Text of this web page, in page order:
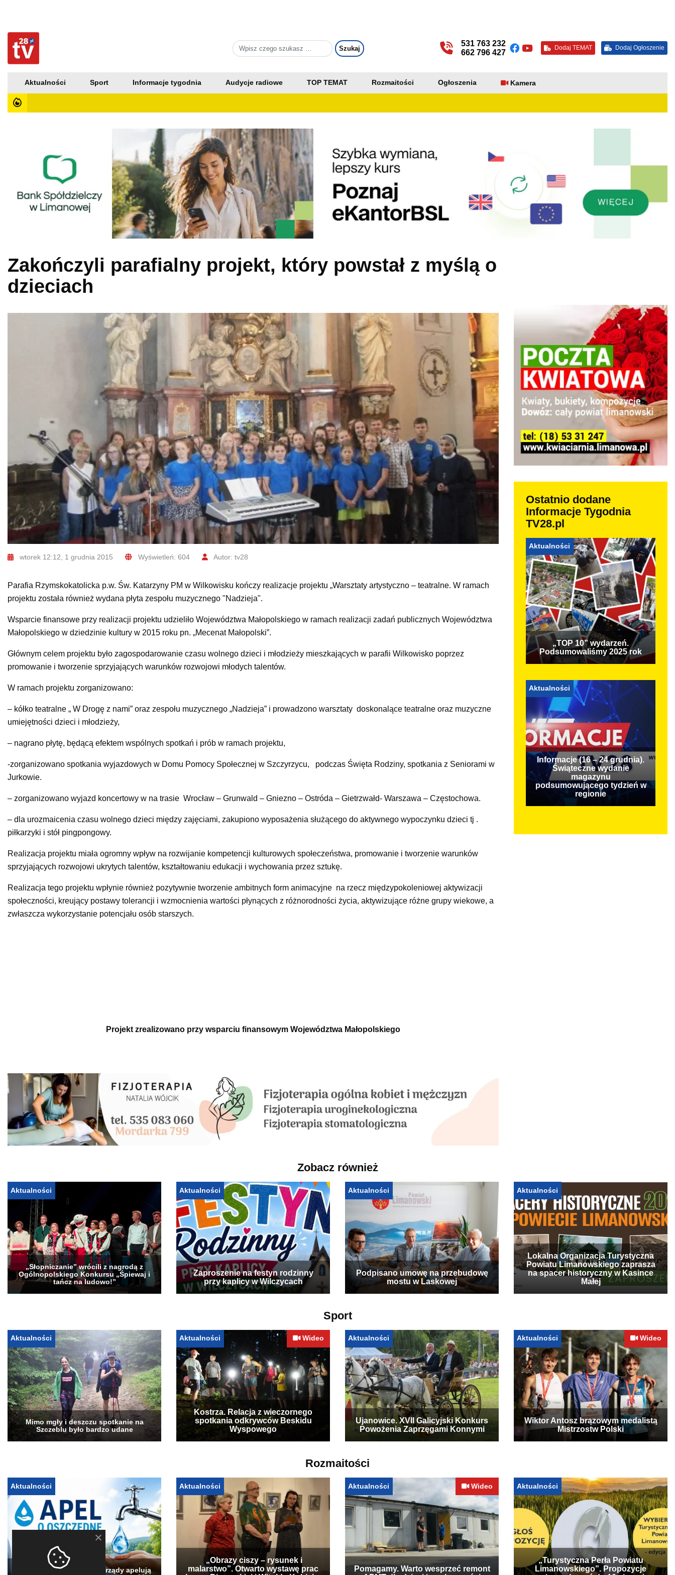
531 763 232
662 796 427
Dodaj TEMAT Dodaj Ogłoszenie
Aktualności Sport Informacje tygodnia Audycje radiowe TOP TEMAT Rozmaitości Ogłoszenia Kamera
Zakończyli parafialny projekt, który powstał z myślą o
dzieciach
wtorek 12:12, 1 grudnia 2015 Wyświetleń: 604 Autor: tv28
Parafia Rzymskokatolicka p.w. Św. Katarzyny PM w Wilkowisku kończy realizacje projektu „Warsztaty artystyczno – teatralne. W ramach
projektu została również wydana płyta zespołu muzycznego "Nadzieja".
Wsparcie finansowe przy realizacji projektu udzieliło Województwa Małopolskiego w ramach realizacji zadań publicznych Województwa
Małopolskiego w dziedzinie kultury w 2015 roku pn. „Mecenat Małopolski”.
Głównym celem projektu było zagospodarowanie czasu wolnego dzieci i młodzieży mieszkających w parafii Wilkowisko poprzez
promowanie i tworzenie sprzyjających warunków rozwojowi młodych talentów.
W ramach projektu zorganizowano:
– kółko teatralne „ W Drogę z nami” oraz zespołu muzycznego „Nadzieja” i prowadzono warsztaty doskonalące teatralne oraz muzyczne
umiejętności dzieci i młodzieży,
– nagrano płytę, będącą efektem wspólnych spotkań i prób w ramach projektu,
-zorganizowano spotkania wyjazdowych w Domu Pomocy Społecznej w Szczyrzycu, podczas Święta Rodziny, spotkania z Seniorami w
Jurkowie.
– zorganizowano wyjazd koncertowy w na trasie Wrocław – Grunwald – Gniezno – Ostróda – Gietrzwałd- Warszawa – Częstochowa.
– dla urozmaicenia czasu wolnego dzieci między zajęciami, zakupiono wyposażenia służącego do aktywnego wypoczynku dzieci tj .
piłkarzyki i stół pingpongowy.
Realizacja projektu miała ogromny wpływ na rozwijanie kompetencji kulturowych społeczeństwa, promowanie i tworzenie warunków
sprzyjających rozwojowi ukrytych talentów, kształtowaniu edukacji i wychowania przez sztukę.
Realizacja tego projektu wpłynie również pozytywnie tworzenie ambitnych form animacyjne na rzecz międzypokoleniowej aktywizacji
społeczności, kreujący postawy tolerancji i wzmocnienia wartości płynących z różnorodności życia, aktywizujące różne grupy wiekowe, a
zwłaszcza wykorzystanie potencjału osób starszych.
Projekt zrealizowano przy wsparciu finansowym Województwa Małopolskiego
Ostatnio dodane
Informacje Tygodnia
TV28.pl
Aktualności
„TOP 10” wydarzeń.
Podsumowaliśmy 2025 rok
Aktualności
Informacje (16 – 24 grudnia).
Świąteczne wydanie
magazynu
podsumowującego tydzień w
regionie
Zobacz również
Aktualności
„Słopniczanie” wrócili z nagrodą z
Ogólnopolskiego Konkursu „Śpiewaj i
tańcz na ludowo!”
Aktualności
Zaproszenie na festyn rodzinny
przy kaplicy w Wilczycach
Aktualności
Podpisano umowę na przebudowę
mostu w Laskowej
Aktualności
Lokalna Organizacja Turystyczna
Powiatu Limanowskiego zaprasza
na spacer historyczny w Kasince
Małej
Sport
Aktualności
Mimo mgły i deszczu spotkanie na
Szczeblu było bardzo udane
Aktualności Wideo
Kostrza. Relacja z wieczornego
spotkania odkrywców Beskidu
Wyspowego
Aktualności
Ujanowice. XVII Galicyjski Konkurs
Powożenia Zaprzęgami Konnymi
Aktualności Wideo
Wiktor Antosz brązowym medalistą
Mistrzostw Polski
Rozmaitości
Aktualności
Pogłębia się susza. Samorządy apelują
Aktualności
„Obrazy ciszy – rysunek i
malarstwo”. Otwarto wystawę prac
Aktualności Wideo
Pomagamy. Warto wesprzeć remont
Aktualności
„Turystyczna Perła Powiatu
Limanowskiego”. Propozycje